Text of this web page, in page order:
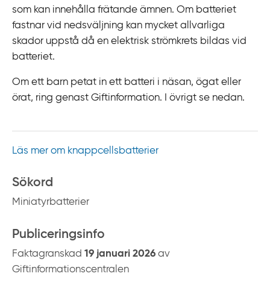
som kan innehålla frätande ämnen. Om batteriet
fastnar vid nedsväljning kan mycket allvarliga
skador uppstå då en elektrisk strömkrets bildas vid
batteriet.
Om ett barn petat in ett batteri i näsan, ögat eller
örat, ring genast Giftinformation. I övrigt se nedan.
Läs mer om knappcellsbatterier
Sökord
Miniatyrbatterier
Publiceringsinfo
Faktagranskad 19 januari 2026 av
Giftinformationscentralen